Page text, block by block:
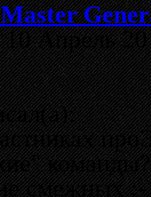
10 Апрель
смежных :-